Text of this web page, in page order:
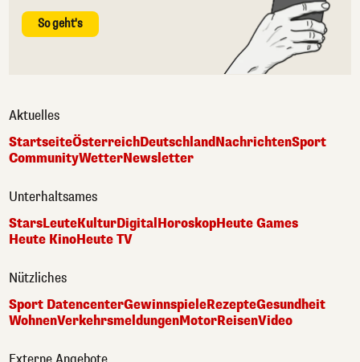
So geht's
Aktuelles
StartseiteÖsterreichDeutschlandNachrichtenSport
CommunityWetterNewsletter
Unterhaltsames
StarsLeuteKulturDigitalHoroskopHeute Games
Heute KinoHeute TV
Nützliches
Sport DatencenterGewinnspieleRezepteGesundheit
WohnenVerkehrsmeldungenMotorReisenVideo